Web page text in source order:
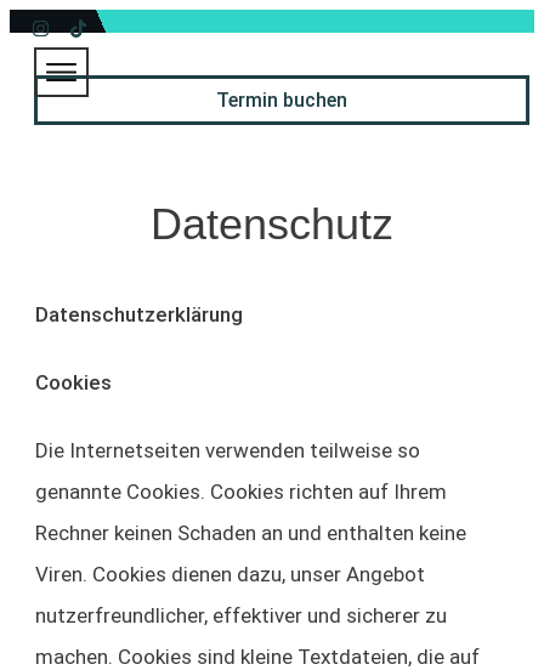
Termin buchen
Datenschutz
Datenschutzerklärung
Cookies
Die Internetseiten verwenden teilweise so
genannte Cookies. Cookies richten auf Ihrem
Rechner keinen Schaden an und enthalten keine
Viren. Cookies dienen dazu, unser Angebot
nutzerfreundlicher, effektiver und sicherer zu
machen. Cookies sind kleine Textdateien, die auf